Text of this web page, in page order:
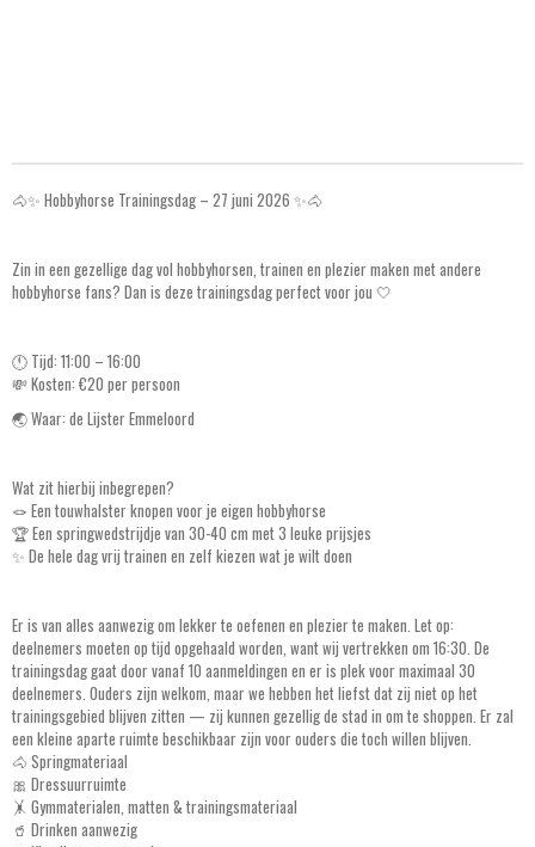
🐴✨ Hobbyhorse Trainingsdag – 27 juni 2026 ✨🐴
Zin in een gezellige dag vol hobbyhorsen, trainen en plezier maken met andere
hobbyhorse fans? Dan is deze trainingsdag perfect voor jou 🤍
🕚 Tijd: 11:00 – 16:00
💸 Kosten: €20 per persoon
🌏 Waar: de Lijster Emmeloord
Wat zit hierbij inbegrepen?
🪢 Een touwhalster knopen voor je eigen hobbyhorse
🏆 Een springwedstrijdje van 30-40 cm met 3 leuke prijsjes
✨ De hele dag vrij trainen en zelf kiezen wat je wilt doen
Er is van alles aanwezig om lekker te oefenen en plezier te maken. Let op:
deelnemers moeten op tijd opgehaald worden, want wij vertrekken om 16:30. De
trainingsdag gaat door vanaf 10 aanmeldingen en er is plek voor maximaal 30
deelnemers. Ouders zijn welkom, maar we hebben het liefst dat zij niet op het
trainingsgebied blijven zitten — zij kunnen gezellig de stad in om te shoppen. Er zal
een kleine aparte ruimte beschikbaar zijn voor ouders die toch willen blijven.
🐴 Springmateriaal
🎀 Dressuurruimte
🤸 Gymmaterialen, matten & trainingsmateriaal
🥤 Drinken aanwezig